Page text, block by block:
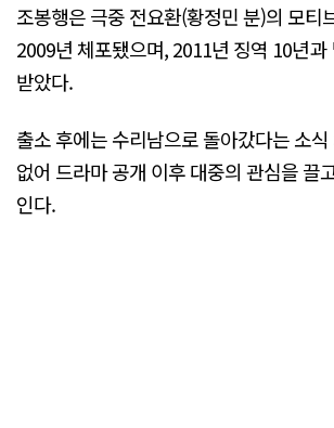
조봉행은 극중 전요환(황정민 분)의 모티
2009년 체포됐으며, 2011년 징역 10년
받았다.
출소 후에는 수리남으로 돌아갔다는 소
없어 드라마 공개 이후 대중의 관심을 끌
인다.